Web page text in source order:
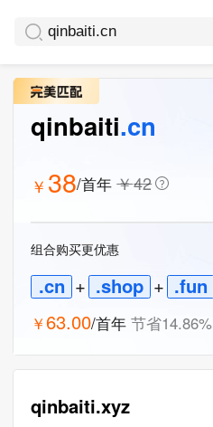
qinbaiti.cn
￥ 38/首年 ￥42
组合购买更优惠
.cn + .shop + .fun
￥63.00/首年 节省14.86%
qinbaiti.xyz